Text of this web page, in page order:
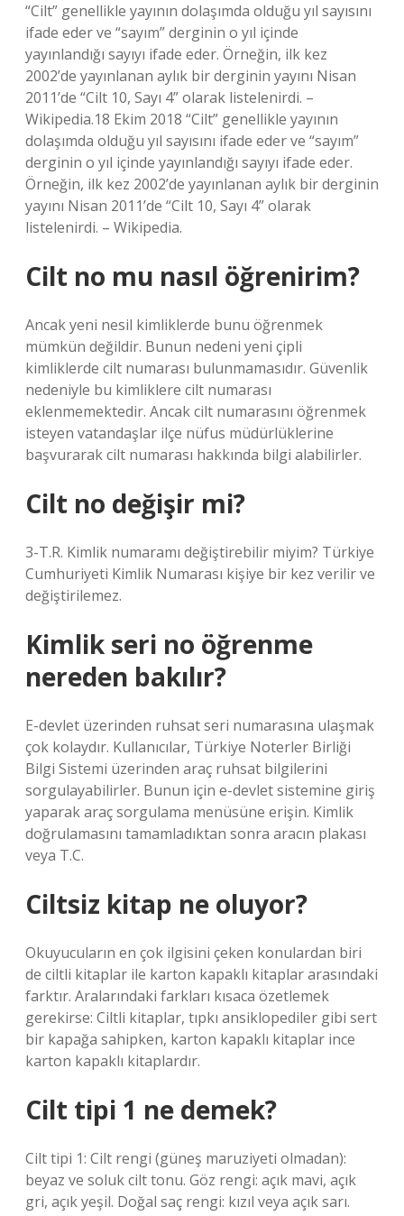
“Cilt” genellikle yayının dolaşımda olduğu yıl sayısını
ifade eder ve “sayım” derginin o yıl içinde
yayınlandığı sayıyı ifade eder. Örneğin, ilk kez
2002’de yayınlanan aylık bir derginin yayını Nisan
2011’de “Cilt 10, Sayı 4” olarak listelenirdi. –
Wikipedia.18 Ekim 2018 “Cilt” genellikle yayının
dolaşımda olduğu yıl sayısını ifade eder ve “sayım”
derginin o yıl içinde yayınlandığı sayıyı ifade eder.
Örneğin, ilk kez 2002’de yayınlanan aylık bir derginin
yayını Nisan 2011’de “Cilt 10, Sayı 4” olarak
listelenirdi. – Wikipedia.
Cilt no mu nasıl öğrenirim?
Ancak yeni nesil kimliklerde bunu öğrenmek
mümkün değildir. Bunun nedeni yeni çipli
kimliklerde cilt numarası bulunmamasıdır. Güvenlik
nedeniyle bu kimliklere cilt numarası
eklenmemektedir. Ancak cilt numarasını öğrenmek
isteyen vatandaşlar ilçe nüfus müdürlüklerine
başvurarak cilt numarası hakkında bilgi alabilirler.
Cilt no değişir mi?
3-T.R. Kimlik numaramı değiştirebilir miyim? Türkiye
Cumhuriyeti Kimlik Numarası kişiye bir kez verilir ve
değiştirilemez.
Kimlik seri no öğrenme
nereden bakılır?
E-devlet üzerinden ruhsat seri numarasına ulaşmak
çok kolaydır. Kullanıcılar, Türkiye Noterler Birliği
Bilgi Sistemi üzerinden araç ruhsat bilgilerini
sorgulayabilirler. Bunun için e-devlet sistemine giriş
yaparak araç sorgulama menüsüne erişin. Kimlik
doğrulamasını tamamladıktan sonra aracın plakası
veya T.C.
Ciltsiz kitap ne oluyor?
Okuyucuların en çok ilgisini çeken konulardan biri
de ciltli kitaplar ile karton kapaklı kitaplar arasındaki
farktır. Aralarındaki farkları kısaca özetlemek
gerekirse: Ciltli kitaplar, tıpkı ansiklopediler gibi sert
bir kapağa sahipken, karton kapaklı kitaplar ince
karton kapaklı kitaplardır.
Cilt tipi 1 ne demek?
Cilt tipi 1: Cilt rengi (güneş maruziyeti olmadan):
beyaz ve soluk cilt tonu. Göz rengi: açık mavi, açık
gri, açık yeşil. Doğal saç rengi: kızıl veya açık sarı.